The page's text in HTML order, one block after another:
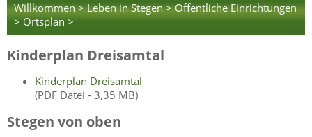
Willkommen > Leben in Stegen > Öffentliche Einrichtungen
> Ortsplan >
Kinderplan Dreisamtal
Kinderplan Dreisamtal
(PDF Datei - 3,35 MB)
Stegen von oben